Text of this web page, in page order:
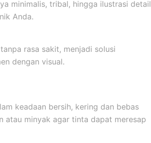
minimalis, tribal, hingga ilustrasi detail
Anda.
rasa sakit, menjadi solusi
dengan visual.
keadaan bersih, kering dan bebas
atau minyak agar tinta dapat meresap